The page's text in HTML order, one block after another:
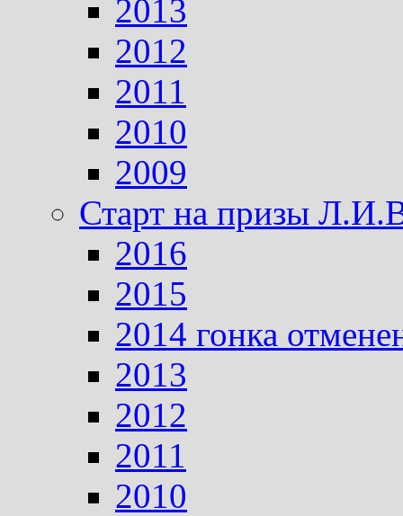
2013
2012
2011
2010
2009
Старт на призы
2016
2015
2014 гонка
2013
2012
2011
2010